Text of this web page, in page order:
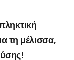
τη μέλισσα,